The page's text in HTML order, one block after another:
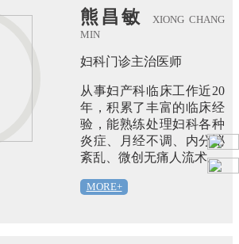
熊昌敏
XIONG CHANG
MIN
妇科门诊主治医师
从事妇产科临床工作近20
年，积累了丰富的临床经
验，能熟练处理妇科各种
炎症、月经不调、内分泌
紊乱、微创无痛人流术。
MORE+